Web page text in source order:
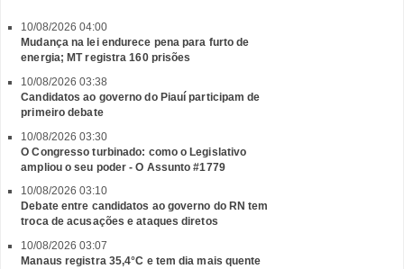
10/08/2026 04:00
Mudança na lei endurece pena para furto de
energia; MT registra 160 prisões
10/08/2026 03:38
Candidatos ao governo do Piauí participam de
primeiro debate
10/08/2026 03:30
O Congresso turbinado: como o Legislativo
ampliou o seu poder - O Assunto #1779
10/08/2026 03:10
Debate entre candidatos ao governo do RN tem
troca de acusações e ataques diretos
10/08/2026 03:07
Manaus registra 35,4°C e tem dia mais quente